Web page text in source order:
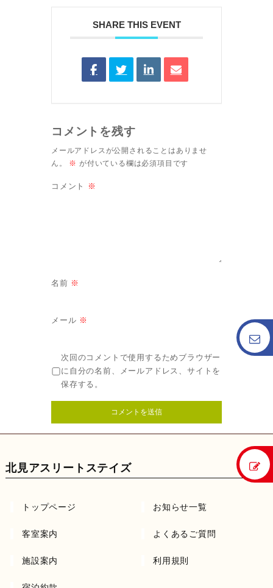
SHARE THIS EVENT
コメントを残す
メールアドレスが公開されることはありませ
ん。
※ が付いている欄は必須項目です
コメント ※
名前 ※
メール ※
次回のコメントで使用するためブラウザー
に自分の名前、メールアドレス、サイトを
保存する。
北見アスリートステイズ
トップページ お知らせ一覧
客室案内 よくあるご質問
施設案内 利用規則